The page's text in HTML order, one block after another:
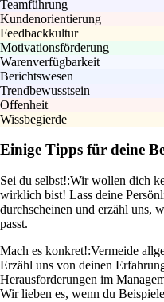
Teamführung
Kundenorientierung
Feedbackkultur
Motivationsförderung
Warenverfügbarkeit
Berichtswesen
Trendbewusstsein
Offenheit
Wissbegierde
Einige Tipps für deine
Sei du selbst!:Wir wollen dich
wirklich bist! Lass deine
durchscheinen und erzähl uns,
passt.
Mach es konkret!:Vermeide
Erzähl uns von deinen
Herausforderungen im
Wir lieben es, wenn du